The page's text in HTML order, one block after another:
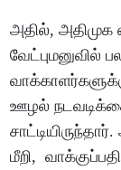
அதில்,
ஊழல்
மீறி,